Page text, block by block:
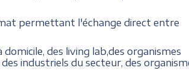
permettant l'échange direct entre
des living lab,des organismes
industriels du secteur, des